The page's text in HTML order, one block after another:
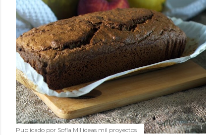
Publicado por Sofía Mil ideas mil proyectos